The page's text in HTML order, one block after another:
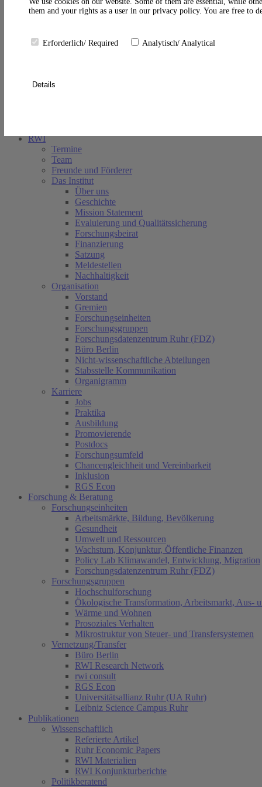
Suche schließen
RWI
Termine
Team
Freunde und Förderer
Das Institut
Über uns
Geschichte
Mission Statement
Evaluierung und Qualitätssicherung
Forschungsbeirat
Finanzierung
Satzung
Meldestellen
Nachhaltigkeit
Organisation
Vorstand
Gremien
Forschungseinheiten
Forschungsgruppen
Forschungsdatenzentrum Ruhr (FDZ)
Büro Berlin
Nicht-wissenschaftliche Abteilungen
Stabsstelle Kommunikation
Organigramm
Karriere
Jobs
Praktika
Ausbildung
Promovierende
Postdocs
Forschungsumfeld
Chancengleichheit und Vereinbarkeit
Inklusion
RGS Econ
Forschung & Beratung
Forschungseinheiten
Arbeitsmärkte, Bildung, Bevölkerung
Gesundheit
Umwelt und Ressourcen
Wachstum, Konjunktur, Öffentliche Finanzen
Policy Lab Klimawandel, Entwicklung, Migration
Forschungsdatenzentrum Ruhr (FDZ)
Forschungsgruppen
Hochschulforschung
Ökologische Transformation, Arbeitsmarkt, Aus-
Wärme und Wohnen
Prosoziales Verhalten
Mikrostruktur von Steuer- und Transfersystemen
Vernetzung/Transfer
Büro Berlin
RWI Research Network
rwi consult
RGS Econ
Universitätsallianz Ruhr (UA Ruhr)
Leibniz Science Campus Ruhr
Publikationen
Wissenschaftlich
Referierte Artikel
Ruhr Economic Papers
RWI Materialien
RWI Konjunkturberichte
Politikberatend
them and your rights as a user in our privacy policy. You are free to
Erforderlich/ Required Analytisch/ Analytical
Details